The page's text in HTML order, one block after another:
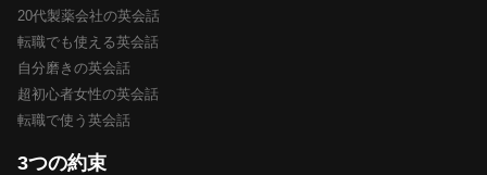
20代製薬会社の英会話
転職でも使える英会話
自分磨きの英会話
超初心者女性の英会話
転職で使う英会話
3つの約束